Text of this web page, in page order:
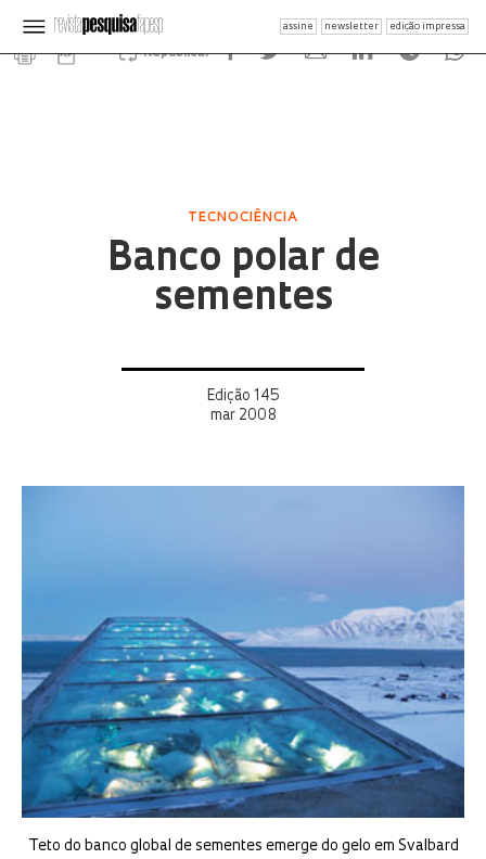
assine newsletter edição impressa
Republicar
TECNOCIÊNCIA
Banco polar de
sementes
Edição 145
mar 2008
Teto do banco global de sementes emerge do gelo em Svalbard